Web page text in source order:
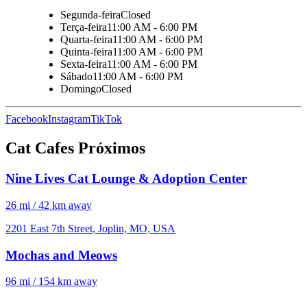
Segunda-feiraClosed
Terça-feira11:00 AM - 6:00 PM
Quarta-feira11:00 AM - 6:00 PM
Quinta-feira11:00 AM - 6:00 PM
Sexta-feira11:00 AM - 6:00 PM
Sábado11:00 AM - 6:00 PM
DomingoClosed
FacebookInstagramTikTok
Cat Cafes Próximos
Nine Lives Cat Lounge & Adoption Center
26 mi / 42 km away
2201 East 7th Street, Joplin, MO, USA
Mochas and Meows
96 mi / 154 km away